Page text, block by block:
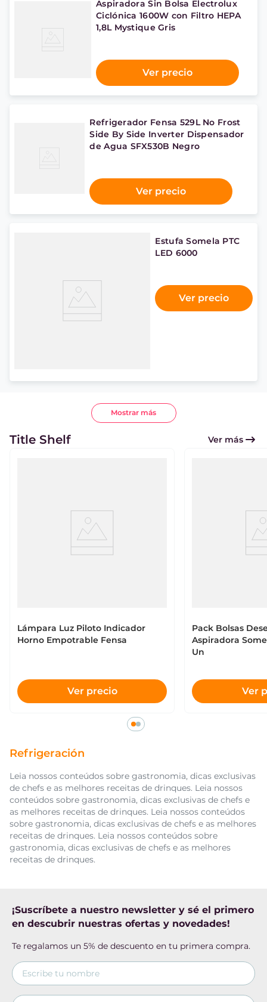
Aspiradora Sin Bolsa Electrolux
Ciclónica 1600W con Filtro HEPA
1,8L Mystique Gris
Ver precio
Refrigerador Fensa 529L No Frost
Side By Side Inverter Dispensador
de Agua SFX530B Negro
Ver precio
Estufa Somela PTC
LED 6000
Ver precio
Mostrar más
Title Shelf Ver más
Lámpara Luz Piloto Indicador
Horno Empotrable Fensa
Ver precio
Pack Bolsas
Aspiradora
Un
Ver
Refrigeración
Leia nossos conteúdos sobre gastronomia, dicas exclusivas
de chefs e as melhores receitas de drinques. Leia nossos
conteúdos sobre gastronomia, dicas exclusivas de chefs e
as melhores receitas de drinques. Leia nossos conteúdos
sobre gastronomia, dicas exclusivas de chefs e as melhores
receitas de drinques. Leia nossos conteúdos sobre
gastronomia, dicas exclusivas de chefs e as melhores
receitas de drinques.
¡Suscríbete a nuestro newsletter y sé el primero
en descubrir nuestras ofertas y novedades!
Te regalamos un 5% de descuento en tu primera compra.